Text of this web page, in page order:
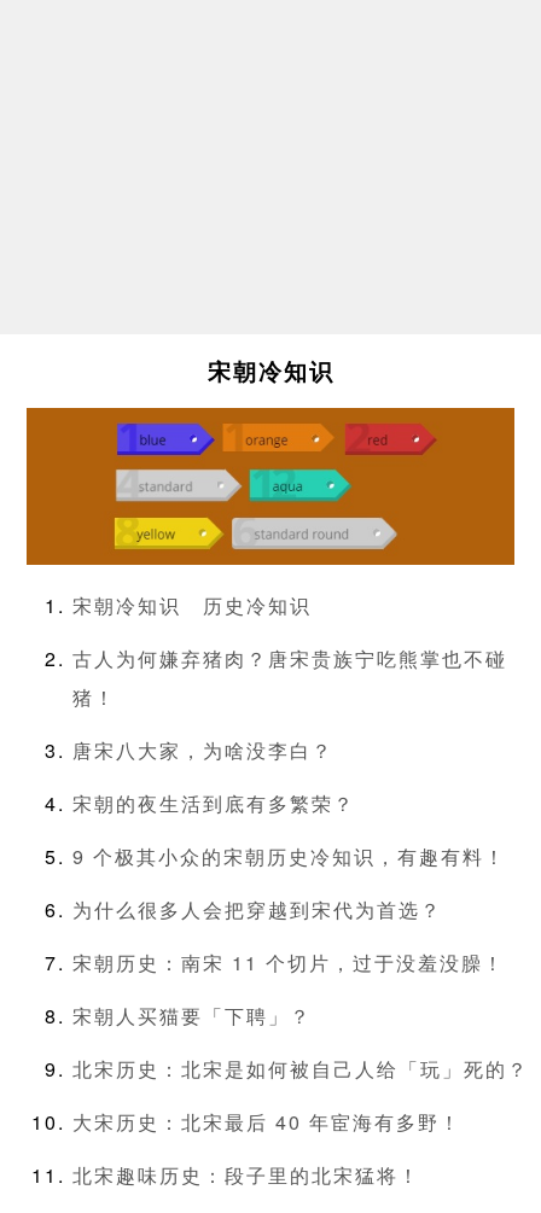
宋朝冷知识
宋朝冷知识
历史冷知识
古人为何嫌弃猪肉？唐宋贵族宁吃熊掌也不碰
猪！
唐宋八大家，为啥没李白？
宋朝的夜生活到底有多繁荣？
9 个极其小众的宋朝历史冷知识，有趣有料！
为什么很多人会把穿越到宋代为首选？
宋朝历史：南宋 11 个切片，过于没羞没臊！
宋朝人买猫要「下聘」？
北宋历史：北宋是如何被自己人给「玩」死的？
大宋历史：北宋最后 40 年宦海有多野！
北宋趣味历史：段子里的北宋猛将！